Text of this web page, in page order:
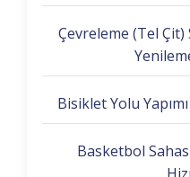
Çevreleme (Tel
Bisiklet Yolu
Basketbol